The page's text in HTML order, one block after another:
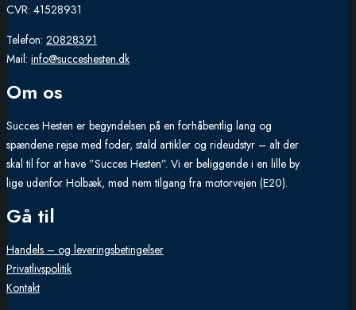
CVR: 41528931
Telefon: 20828391
Mail: info@succeshesten.dk
Om os
Succes Hesten er begyndelsen på en forhåbentlig lang og
spændene rejse med foder, stald artikler og rideudstyr – alt der
skal til for at have ”Succes Hesten”. Vi er beliggende i en lille by
lige udenfor Holbæk, med nem tilgang fra motorvejen (E20).
Gå til
Handels – og leveringsbetingelser
Privatlivspolitik
Kontakt